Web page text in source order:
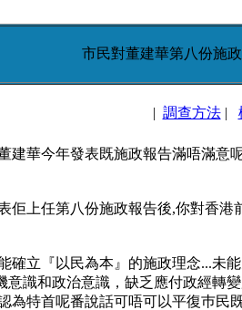
市民對董建華第八份施
| 調查方法|
建華今年發表既施政報告滿唔滿意
佢上任第八份施政報告後,你對香港
確立『以民為本』的施政理念...未
意識和政治意識，缺乏應付政經轉
為特首呢番說話可唔可以平復巿民